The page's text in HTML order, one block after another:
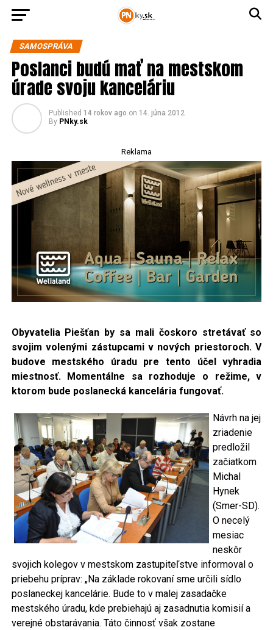
SAMOSPRÁVA
Poslanci budú mať na mestskom
úrade svoju kanceláriu
Published 14 rokov ago on 14. júna 2012
By PNky.sk
Reklama
Obyvatelia Piešťan by sa mali čoskoro stretávať so
svojim volenými zástupcami v nových priestoroch. V
budove mestského úradu pre tento účel vyhradia
miestnosť. Momentálne sa rozhoduje o režime, v
ktorom bude poslanecká kancelária fungovať.
Návrh na jej
zriadenie
predložil
začiatkom
Michal
Hynek
(Smer-SD).
O necelý
mesiac
neskôr
svojich kolegov v mestskom zastupiteľstve informoval o
priebehu príprav: „Na základe rokovaní sme určili sídlo
poslaneckej kancelárie. Bude to v malej zasadačke
mestského úradu, kde prebiehajú aj zasadnutia komisií a
verejné obstarávania. Táto činnosť však zostane